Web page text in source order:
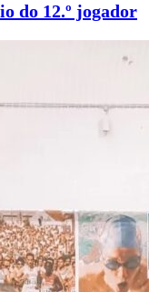
do 12.º jogador